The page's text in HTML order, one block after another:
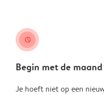
clock
Begin met de
Je hoeft niet op een